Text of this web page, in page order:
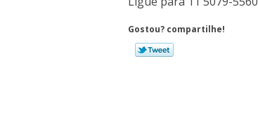
Gostou? compartilhe!